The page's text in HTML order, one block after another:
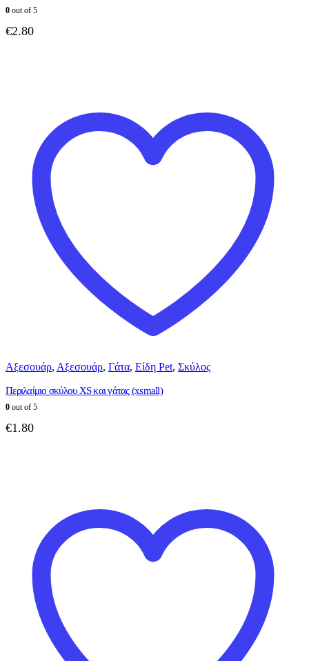
0 out of 5
€2.80
Αξεσουάρ, Αξεσουάρ, Γάτα, Είδη Pet, Σκύλος
Περιλαίμιο σκύλου XS και γάτας (xsmall)
0 out of 5
€1.80